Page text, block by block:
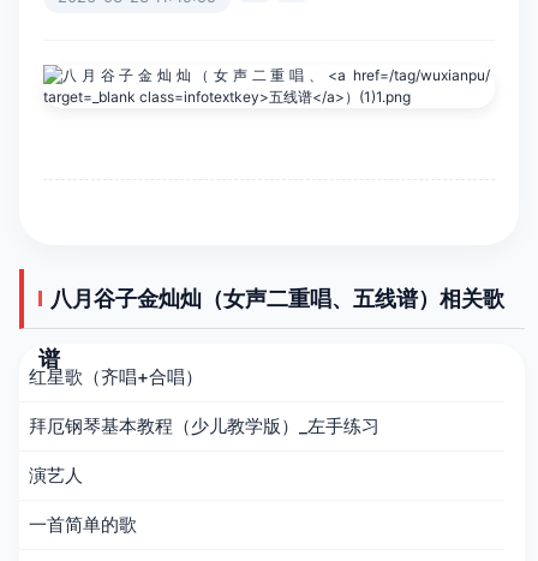
八月谷子金灿灿（女声二重唱、五线谱）相关歌
谱
红星歌（齐唱+合唱）
拜厄钢琴基本教程（少儿教学版）_左手练习
演艺人
一首简单的歌